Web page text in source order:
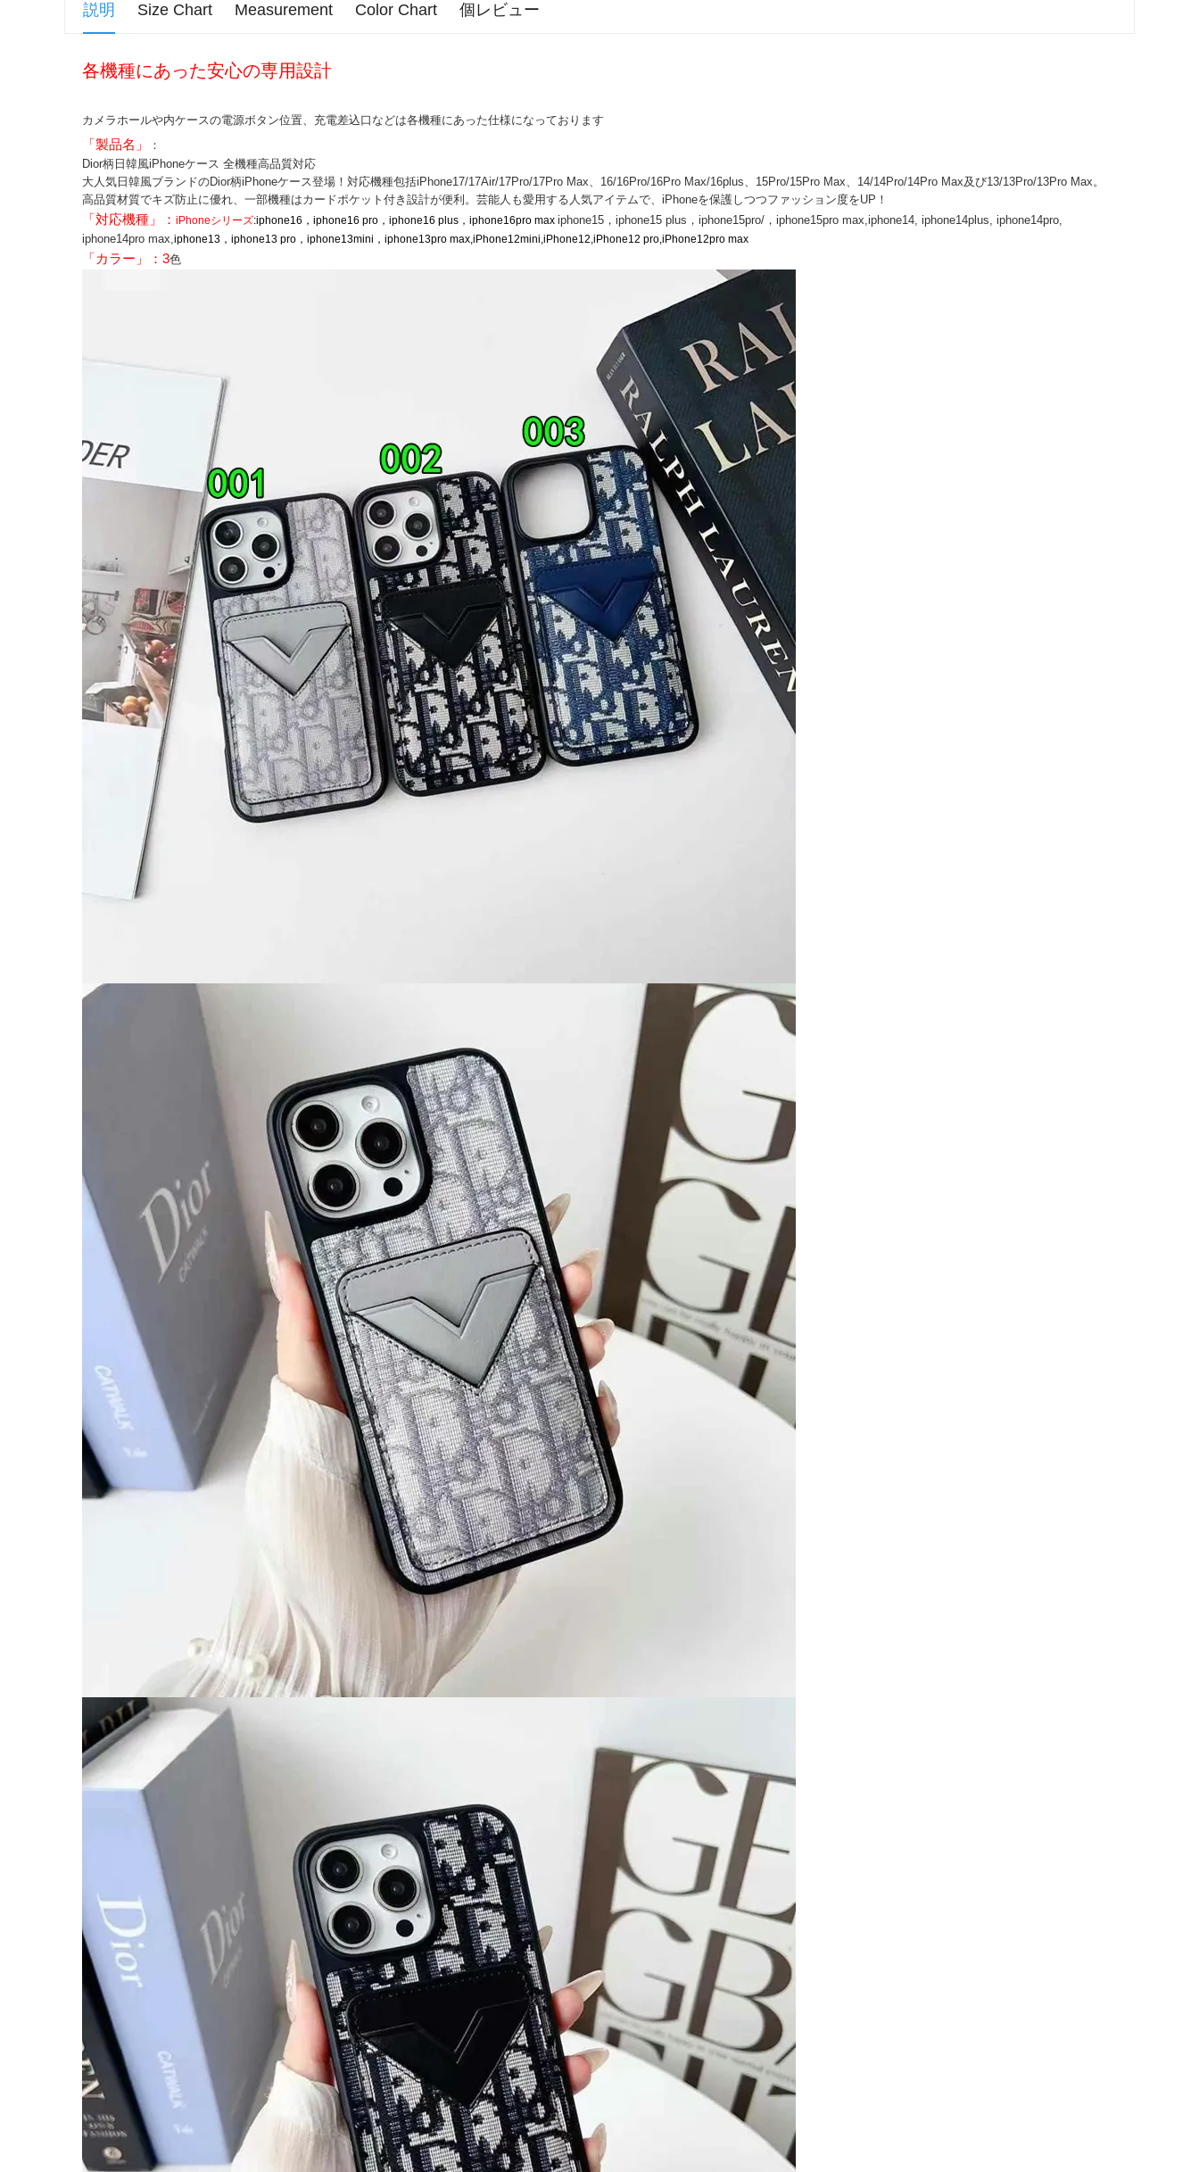
説明 Size Chart Measurement Color Chart 個レビュー
各機種にあった安心の専用設計
カメラホールや内ケースの電源ボタン位置、充電差込口などは各機種にあった仕様になっております
「製品名」
：
Dior柄日韓風iPhoneケース 全機種高品質対応
大人気日韓風ブランドのDior柄iPhoneケース登場！対応機種包括iPhone17/17Air/17Pro/17Pro Max、16/16Pro/16Pro Max/16plus、15Pro/15Pro Max、14/14Pro/14Pro Max及び13/13Pro/13Pro Max。
高品質材質でキズ防止に優れ、一部機種はカードポケット付き設計が便利。芸能人も愛用する人気アイテムで、iPhoneを保護しつつファッション度をUP！
「対応機種」： iPhoneシリーズ:iphone16，iphone16 pro，iphone16 plus，iphone16pro max iphone15，iphone15 plus，iphone15pro/，iphone15pro max,iphone14, iphone14plus, iphone14pro,
iphone14pro max,iphone13，iphone13 pro，iphone13mini，iphone13pro max,iPhone12mini,iPhone12,iPhone12 pro,iPhone12pro max
「カラー」：3色